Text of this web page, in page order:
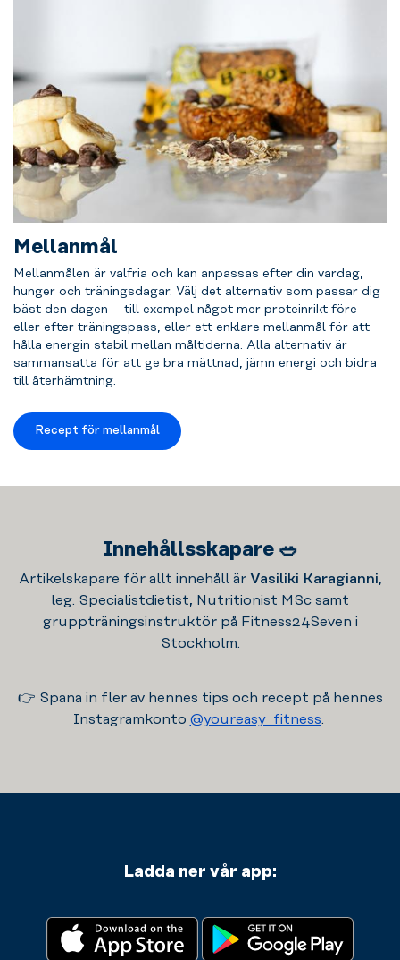
Mellanmål
Mellanmålen är valfria och kan anpassas efter din vardag,
hunger och träningsdagar. Välj det alternativ som passar dig
bäst den dagen – till exempel något mer proteinrikt före
eller efter träningspass, eller ett enklare mellanmål för att
hålla energin stabil mellan måltiderna. Alla alternativ är
sammansatta för att ge bra mättnad, jämn energi och bidra
till återhämtning.
Recept för mellanmål
Innehållsskapare 🥗
Artikelskapare för allt innehåll är Vasiliki Karagianni,
leg. Specialistdietist, Nutritionist MSc samt
gruppträningsinstruktör på Fitness24Seven i
Stockholm.
👉 Spana in fler av hennes tips och recept på hennes
Instagramkonto @youreasy_fitness.
Ladda ner vår app: